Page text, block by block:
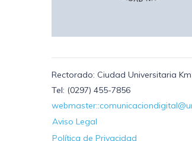
Rectorado: Ciudad Universitaria
Tel: (0297) 455-7856
Aviso Legal
Política de Privacidad